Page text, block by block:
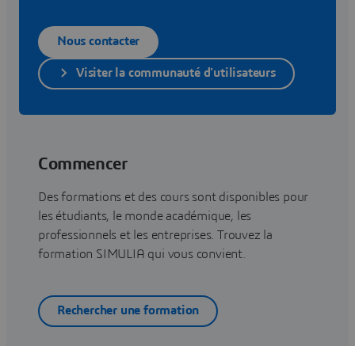
Nous contacter
Visiter la communauté d'utilisateurs
Commencer
Des formations et des cours sont disponibles pour
les étudiants, le monde académique, les
professionnels et les entreprises. Trouvez la
formation SIMULIA qui vous convient.
Rechercher une formation